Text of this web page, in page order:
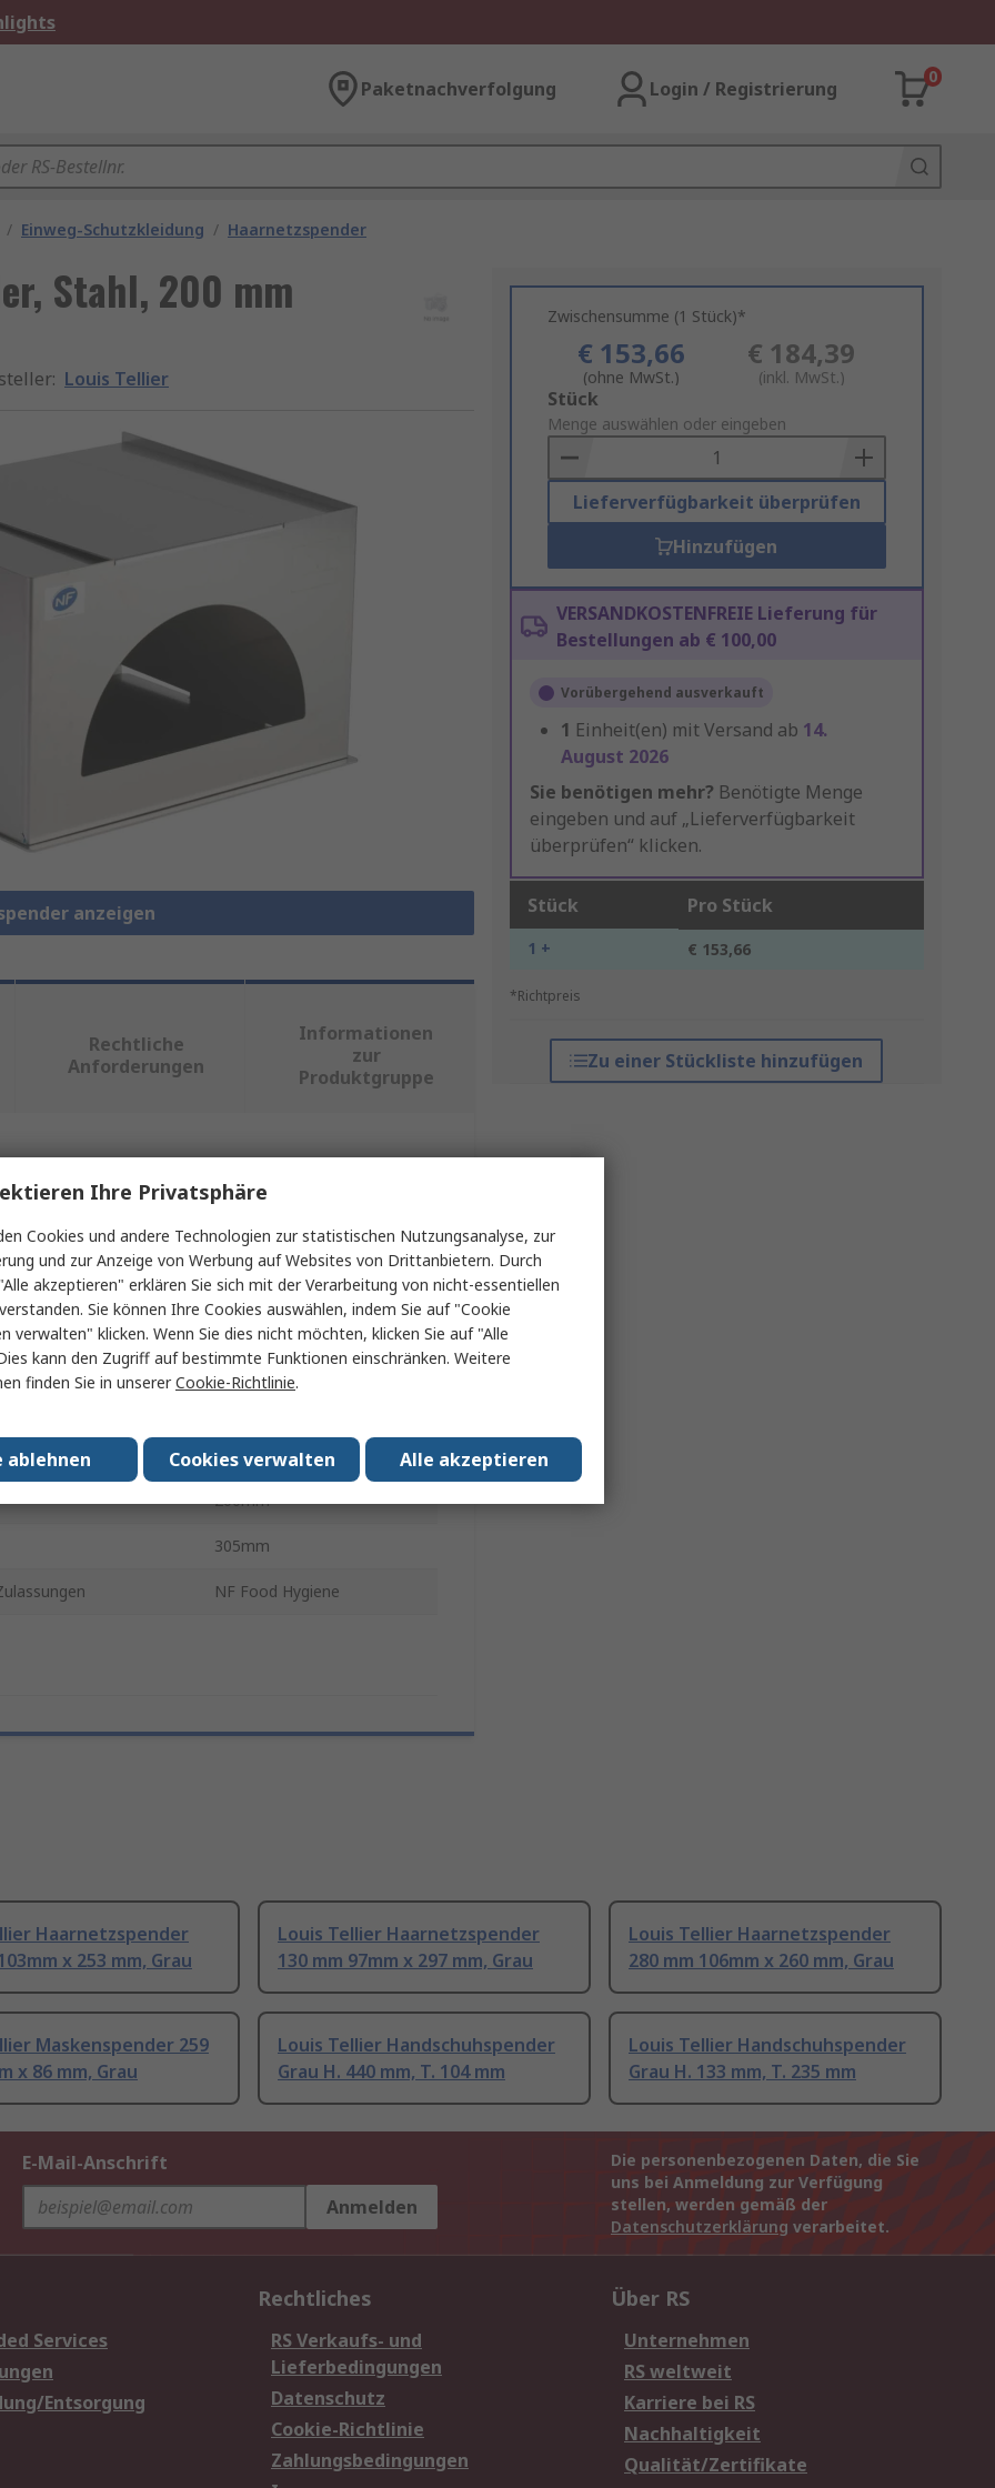
Paketnachverfolgung Login / Registrierung
0
/ Einweg-Schutzkleidung / Haarnetzspender
Stahl, 200 mm
: Louis Tellier
anzeigen
Zwischensumme (1 Stück)*
€ 153,66
(ohne MwSt.)
€ 184,39
(inkl. MwSt.)
Add
to
Basket
Stück
Menge auswählen oder eingeben
Lieferverfügbarkeit überprüfen
Hinzufügen
VERSANDKOSTENFREIE Lieferung für
Bestellungen ab € 100,00
Vorübergehend ausverkauft
1 Einheit(en) mit Versand ab 14.
August 2026
Sie benötigen mehr? Benötigte Menge
eingeben und auf „Lieferverfügbarkeit
überprüfen“ klicken.
Stück Pro Stück
1 + € 153,66
*Richtpreis
Zu einer Stückliste hinzufügen
Rechtliche
Anforderungen
Informationen
zur
Produktgruppe
oder mehrere Eigenschaften auswählen.
Wert
Louis Tellier
Haarnetzspender
Stahl
Grau
200mm
305mm
NF Food Hygiene
Haarnetzspender
x 253 mm, Grau
Louis Tellier Haarnetzspender
130 mm 97mm x 297 mm, Grau
Louis Tellier Haarnetzspender
280 mm 106mm x 260 mm, Grau
Maskenspender 259
x 86 mm, Grau
Louis Tellier Handschuhspender
Grau H. 440 mm, T. 104 mm
Louis Tellier Handschuhspender
Grau H. 133 mm, T. 235 mm
E-Mail-Anschrift
Anmelden
Die personenbezogenen Daten, die Sie
uns bei Anmeldung zur Verfügung
stellen, werden gemäß der
Datenschutzerklärung verarbeitet.
Services
Entsorgung
Rechtliches
RS Verkaufs- und
Lieferbedingungen
Datenschutz
Cookie-Richtlinie
Zahlungsbedingungen
Über RS
Unternehmen
RS weltweit
Karriere bei RS
Nachhaltigkeit
Qualität/Zertifikate
Ihre Privatsphäre
Cookies und andere Technologien zur statistischen Nutzungsanalyse, zur
und zur Anzeige von Werbung auf Websites von Drittanbietern. Durch
akzeptieren" erklären Sie sich mit der Verarbeitung von nicht-essentiellen
Sie können Ihre Cookies auswählen, indem Sie auf "Cookie
verwalten" klicken. Wenn Sie dies nicht möchten, klicken Sie auf "Alle
kann den Zugriff auf bestimmte Funktionen einschränken. Weitere
finden Sie in unsererCookie-Richtlinie.
Alle akzeptieren
Cookies verwalten
ablehnen